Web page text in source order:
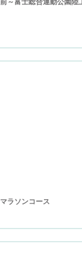
～富士総合運動公園陸
ラソンコース